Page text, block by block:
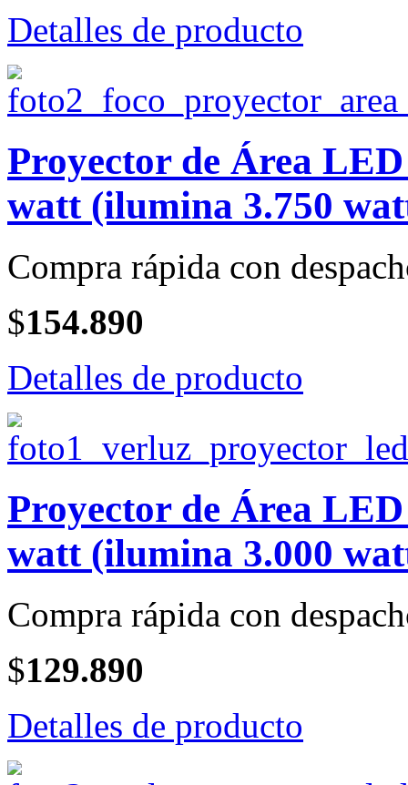
Detalles de producto
Proyector de Área
watt (ilumina 3.750
Compra rápida con
$154.890
Detalles de producto
Proyector de Área
watt (ilumina 3.000
Compra rápida con
$129.890
Detalles de producto